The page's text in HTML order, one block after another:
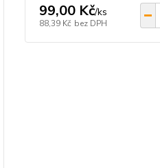
99,00 Kč/ks
88,39 Kč bez DPH